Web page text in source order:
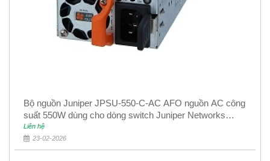
Bộ nguồn Juniper JPSU-550-C-AC AFO nguồn AC công
suất 550W dùng cho dòng switch Juniper Networks
EX4400
Liên hệ
23-02-2026